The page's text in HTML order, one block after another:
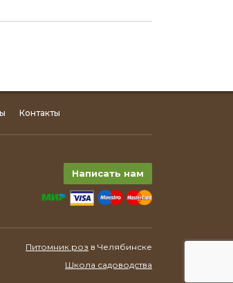
Контакты
Написать нам
Питомник роз в Челябинске
Школа садоводства